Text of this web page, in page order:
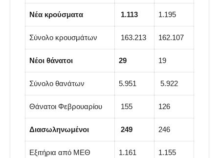
Νέα κρούσματα 1.113 1.195
Σύνολο κρουσμάτων 163.213 162.107
Νέοι θάνατοι 29 19
Σύνολο θανάτων 5.951 5.922
Θάνατοι Φεβρουαρίου 155 126
Διασωληνωμένοι 249 246
Εξιτήρια από ΜΕΘ 1.161 1.155